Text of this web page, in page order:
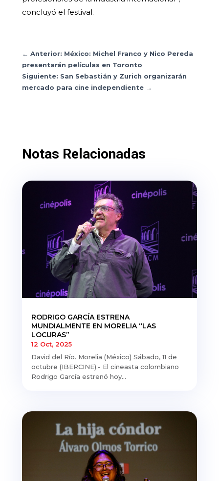
concluyó el festival.
← Anterior: México: Michel Franco y Nico Pereda
presentarán películas en Toronto
Siguiente: San Sebastián y Zurich organizarán
mercado para cine independiente→
Notas Relacionadas
RODRIGO GARCÍA ESTRENA
MUNDIALMENTE EN MORELIA “LAS
LOCURAS”
12 Oct, 2025
David del Río. Morelia (México) Sábado, 11 de
octubre (IBERCINE).- El cineasta colombiano
Rodrigo García estrenó hoy...